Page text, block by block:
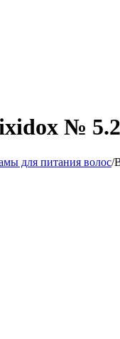
№
для питания волос/